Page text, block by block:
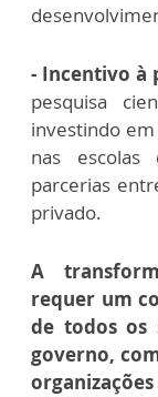
- Incentivo à
pesquisa
investindo
nas escolas
parcerias
privado.
A
requer um
de todos os
governo,